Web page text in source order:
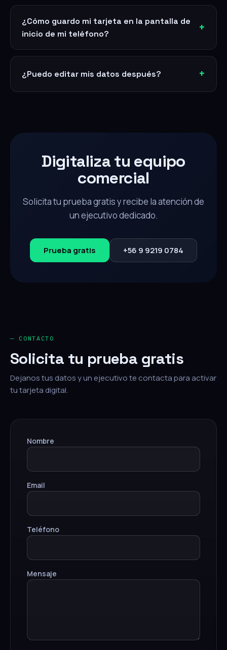
¿Cómo guardo mi tarjeta en la pantalla de
inicio de mi teléfono?
¿Puedo editar mis datos después?
Digitaliza tu equipo
comercial
Solicita tu prueba gratis y recibe la atención de
un ejecutivo dedicado.
Prueba gratis +56 9 9219 0784
— CONTACTO
Solicita tu prueba gratis
Dejanos tus datos y un ejecutivo te contacta para activar
tu tarjeta digital.
Nombre
Email
Teléfono
Mensaje